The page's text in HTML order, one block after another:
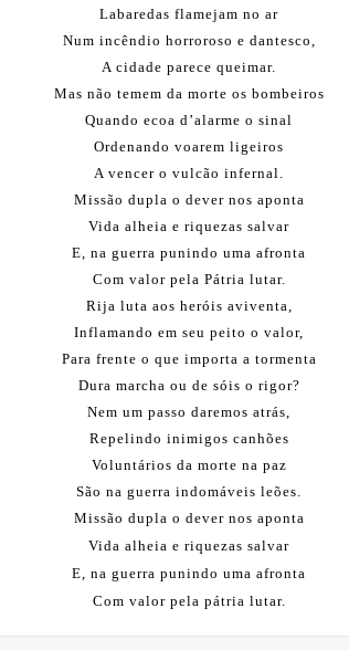
Labaredas flamejam no ar
Num incêndio horroroso e dantesco,
A cidade parece queimar.
Mas não temem da morte os bombeiros
Quando ecoa d’alarme o sinal
Ordenando voarem ligeiros
A vencer o vulcão infernal.
Missão dupla o dever nos aponta
Vida alheia e riquezas salvar
E, na guerra punindo uma afronta
Com valor pela Pátria lutar.
Rija luta aos heróis aviventa,
Inflamando em seu peito o valor,
Para frente o que importa a tormenta
Dura marcha ou de sóis o rigor?
Nem um passo daremos atrás,
Repelindo inimigos canhões
Voluntários da morte na paz
São na guerra indomáveis leões.
Missão dupla o dever nos aponta
Vida alheia e riquezas salvar
E, na guerra punindo uma afronta
Com valor pela pátria lutar.